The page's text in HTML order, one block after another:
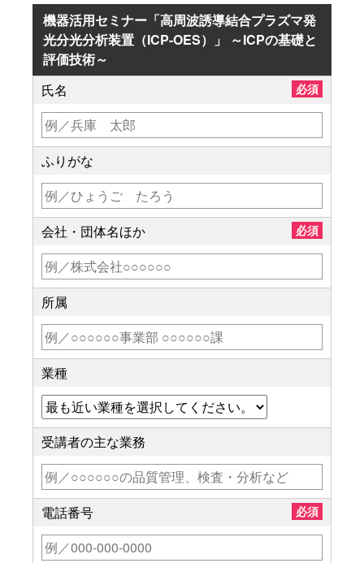
機器活用セミナー「高周波誘導結合プラズマ発
光分光分析装置（ICP-OES）」 ～ICPの基礎と
評価技術～
氏名
必須
ふりがな
会社・団体名ほか 必須
所属
業種
受講者の主な業務
電話番号 必須